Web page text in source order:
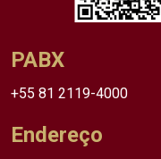
PABX
+55 81 2119-4000
Endereço